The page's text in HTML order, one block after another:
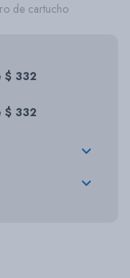
de cartucho
$ 332
$ 332